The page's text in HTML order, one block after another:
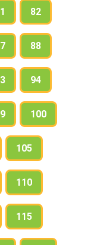
82
88
94
100
105
110
115